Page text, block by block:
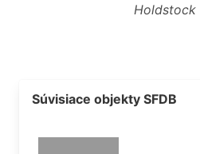
Holdstock
Súvisiace objekty SFDB